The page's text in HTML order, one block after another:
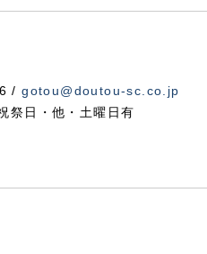
/gotou@doutou-sc.co.jp
祭日・他・土曜日有